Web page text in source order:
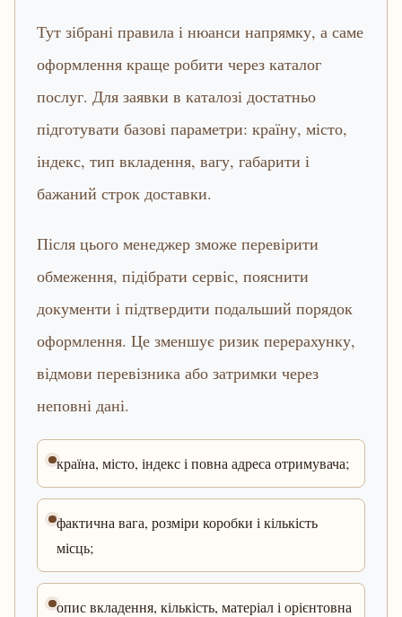
Тут зібрані правила і нюанси напрямку, а саме
оформлення краще робити через каталог
послуг. Для заявки в каталозі достатньо
підготувати базові параметри: країну, місто,
індекс, тип вкладення, вагу, габарити і
бажаний строк доставки.
Після цього менеджер зможе перевірити
обмеження, підібрати сервіс, пояснити
документи і підтвердити подальший порядок
оформлення. Це зменшує ризик перерахунку,
відмови перевізника або затримки через
неповні дані.
країна, місто, індекс і повна адреса отримувача;
фактична вага, розміри коробки і кількість
місць;
опис вкладення, кількість, матеріал і орієнтовна